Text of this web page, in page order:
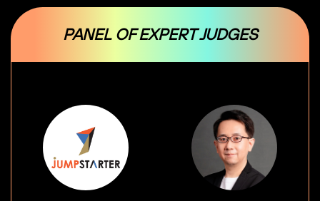
PANEL OF EXPERT JUDGES